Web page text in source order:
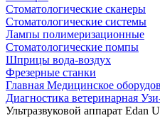
Стоматологические сканеры
Стоматологические системы
Лампы полимеризационные
Стоматологические помпы
Шприцы вода-воздух
Фрезерные станки
Главная Медицинское
Диагностика ветеринарная
Ультразвуковой аппарат Edan